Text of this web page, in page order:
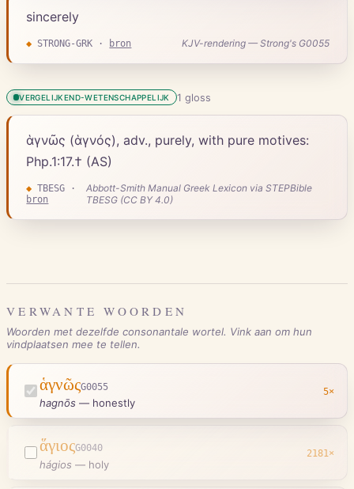
sincerely
◆ STRONG-GRK · bron KJV-rendering — Strong's G0055
VERGELIJKEND-WETENSCHAPPELIJK 1 gloss
ἁγνῶς (ἁγνός), adv., purely, with pure motives:
Php.1:17.† (AS)
◆ TBESG ·
bron
Abbott-Smith Manual Greek Lexicon via STEPBible
TBESG (CC BY 4.0)
VERWANTE WOORDEN
Woorden met dezelfde consonantale wortel. Vink aan om hun
vindplaatsen mee te tellen.
ἁγνῶςG0055
hagnōs — honestly
5×
ἅγιοςG0040
hágios — holy
2181 ×